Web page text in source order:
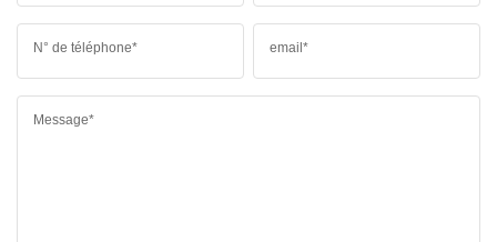
N° de téléphone* email*
Message*